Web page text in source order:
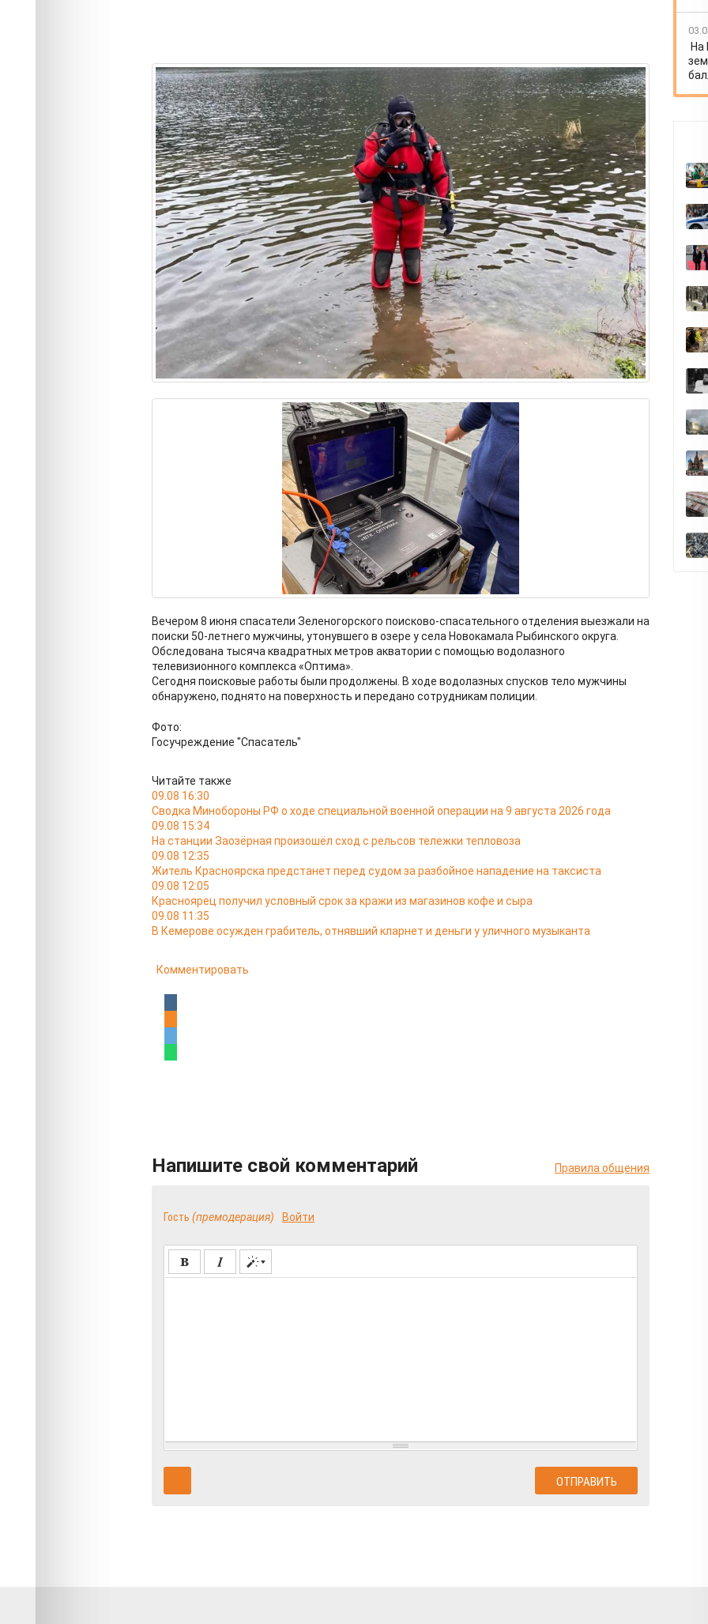
Вечером 8 июня спасатели Зеленогорского поисково-спасательного отделения выезжали на
поиски 50-летнего мужчины, утонувшего в озере у села Новокамала Рыбинского округа.
Обследована тысяча квадратных метров акватории с помощью водолазного
телевизионного комплекса «Оптима».
Сегодня поисковые работы были продолжены. В ходе водолазных спусков тело мужчины
обнаружено, поднято на поверхность и передано сотрудникам полиции.
Фото:
Госучреждение "Спасатель"
Читайте также
09.08 16:30
Сводка Минобороны РФ о ходе специальной военной операции на 9 августа 2026 года
09.08 15:34
На станции Заозёрная произошёл сход с рельсов тележки тепловоза
09.08 12:35
Житель Красноярска предстанет перед судом за разбойное нападение на таксиста
09.08 12:05
Красноярец получил условный срок за кражи из магазинов кофе и сыра
09.08 11:35
В Кемерове осужден грабитель, отнявший кларнет и деньги у уличного музыканта
Комментировать
Напишите свой комментарий Правила общения
Гость (премодерация) Войти
На